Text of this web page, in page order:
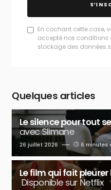
En cochant cette case,
accepté nos
stockage des données
Quelques articles
Le silence pour tout
avec Slimane
26 juillet 2026 6 minutes
Le film qui fait
Disponible sur Netflix